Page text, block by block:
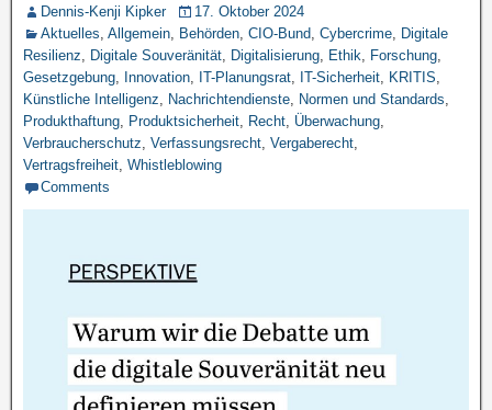
Dennis-Kenji Kipker
17. Oktober 2024
Aktuelles, Allgemein, Behörden, CIO-Bund, Cybercrime, Digitale
Resilienz, Digitale Souveränität, Digitalisierung, Ethik, Forschung,
Gesetzgebung, Innovation, IT-Planungsrat, IT-Sicherheit, KRITIS,
Künstliche Intelligenz, Nachrichtendienste, Normen und Standards,
Produkthaftung, Produktsicherheit, Recht, Überwachung,
Verbraucherschutz, Verfassungsrecht, Vergaberecht,
Vertragsfreiheit, Whistleblowing
Comments